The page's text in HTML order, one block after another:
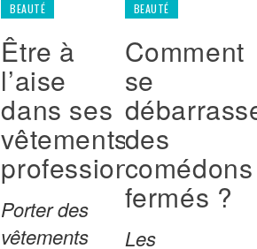
BEAUTÉ
Être à
l’aise
dans ses
vêtements
professionnels
Porter des
vêtements
BEAUTÉ
Comment
se
des
comédons
fermés ?
Les